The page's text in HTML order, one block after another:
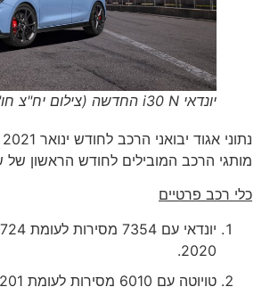
יונדאי i30 N החדשה (צילום יח"צ חו"ל)
מותגי הרכב המובילים לחודש הראשון של שנת
כלי רכב פרטיים
2020.
טויוטה עם 6010 מסירות לעומת 5201 אשתקד